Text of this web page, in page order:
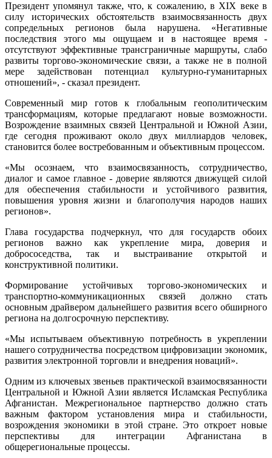
Президент упомянул также, что, к сожалению, в ХIХ веке в
силу исторических обстоятельств взаимосвязанность двух
сопредельных регионов была нарушена. «Негативные
последствия этого мы ощущаем и в настоящее время -
отсутствуют эффективные трансграничные маршруты, слабо
развиты торгово-экономические связи, а также не в полной
мере задействован потенциал культурно-гуманитарных
отношений», - сказал президент.
Современный мир готов к глобальным геополитическим
трансформациям, которые предлагают новые возможности.
Возрождение взаимных связей Центральной и Южной Азии,
где сегодня проживают около двух миллиардов человек,
становится более востребованным и объективным процессом.
«Мы осознаем, что взаимосвязанность, сотрудничество,
диалог и самое главное - доверие являются движущей силой
для обеспечения стабильности и устойчивого развития,
повышения уровня жизни и благополучия народов наших
регионов».
Глава государства подчеркнул, что для государств обоих
регионов важно как укрепление мира, доверия и
добрососедства, так и выстраивание открытой и
конструктивной политики.
Формирование устойчивых торгово-экономических и
транспортно-коммуникационных связей должно стать
основным драйвером дальнейшего развития всего обширного
региона на долгосрочную перспективу.
«Мы испытываем объективную потребность в укреплении
нашего сотрудничества посредством цифровизации экономик,
развития электронной торговли и внедрения новаций».
Одним из ключевых звеньев практической взаимосвязанности
Центральной и Южной Азии является Исламская Республика
Афганистан. Межрегиональное партнерство должно стать
важным фактором установления мира и стабильности,
возрождения экономики в этой стране. Это откроет новые
перспективы для интеграции Афга­ни­стана в
общерегиональные процессы.